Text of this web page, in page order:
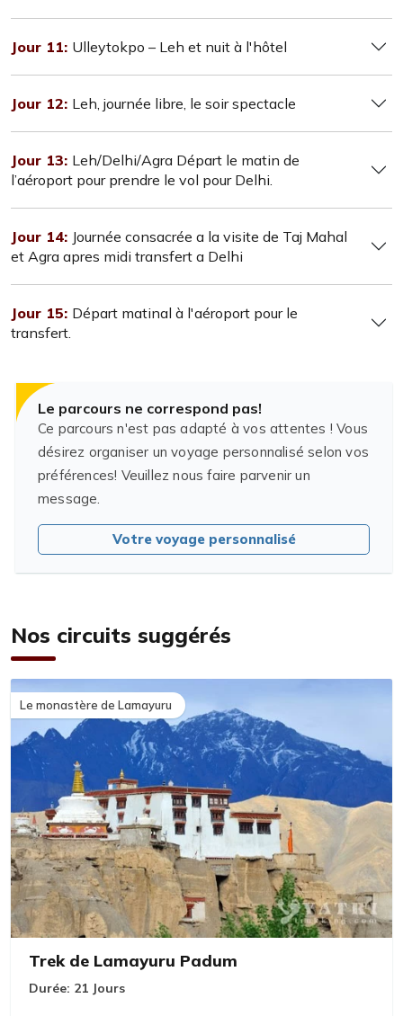
Jour 11: Ulleytokpo – Leh et nuit à l'hôtel
Jour 12: Leh, journée libre, le soir spectacle
Jour 13: Leh/Delhi/Agra Départ le matin de
l’aéroport pour prendre le vol pour Delhi.
Jour 14: Journée consacrée a la visite de Taj Mahal
et Agra apres midi transfert a Delhi
Jour 15: Départ matinal à l'aéroport pour le
transfert.
Le parcours ne correspond pas!
Ce parcours n'est pas adapté à vos attentes ! Vous
désirez organiser un voyage personnalisé selon vos
préférences! Veuillez nous faire parvenir un
message.
Votre voyage personnalisé
Nos circuits suggérés
Le monastère de Lamayuru
Trek de Lamayuru Padum
Durée: 21 Jours